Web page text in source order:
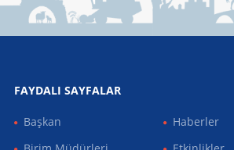
FAYDALI SAYFALAR
Başkan
Haberler